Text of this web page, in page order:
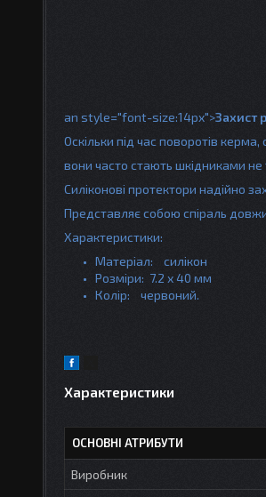
an style="font-size:14px">Захист
Оскільки під час поворотів
вони часто стають шкідниками
Силіконові протектори надійно
Представляє собою спіраль
Характеристики:
Матеріал: силікон
Розміри: 7.2 х 40 мм
Колір: червоний.
Характеристики
ОСНОВНІ АТРИБУТИ
Виробник